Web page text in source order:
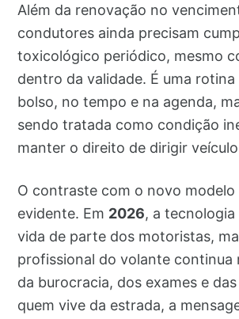
Além da renovação no
condutores ainda precisam
toxicológico periódico, mesmo
dentro da validade. É uma rotina
bolso, no tempo e na agenda,
sendo tratada como condição
manter o direito de dirigir
O contraste com o novo
evidente. Em 2026, a
vida de parte dos motoristas,
profissional do volante continua
da burocracia, dos exames e
quem vive da estrada, a